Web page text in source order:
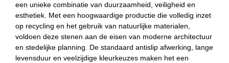
een unieke combinatie van duurzaamheid, veiligheid en
esthetiek. Met een hoogwaardige productie die volledig inzet
op recycling en het gebruik van natuurlijke materialen,
voldoen deze stenen aan de eisen van moderne architectuur
en stedelijke planning. De standaard antislip afwerking, lange
levensduur en veelzijdige kleurkeuzes maken het een